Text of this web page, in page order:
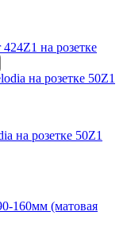
на розетке
на розетке 50Z1